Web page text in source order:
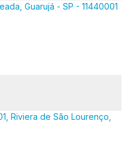
Guarujá - SP - 11440001
Riviera de São Lourenço,